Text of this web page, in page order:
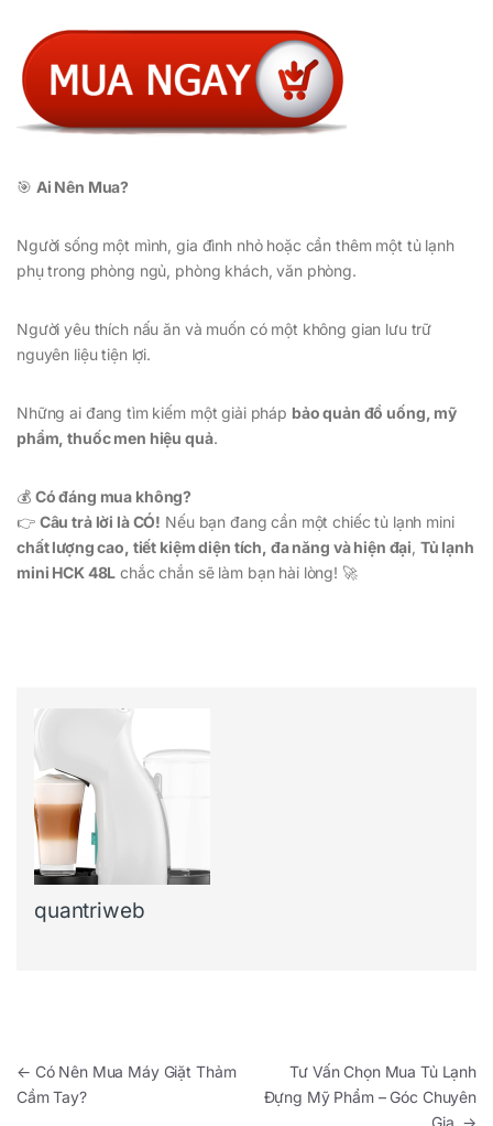
🎯 Ai Nên Mua?
Người sống một mình, gia đình nhỏ hoặc cần thêm một tủ lạnh
phụ trong phòng ngủ, phòng khách, văn phòng.
Người yêu thích nấu ăn và muốn có một không gian lưu trữ
nguyên liệu tiện lợi.
Những ai đang tìm kiếm một giải pháp bảo quản đồ uống, mỹ
phẩm, thuốc men hiệu quả.
💰 Có đáng mua không?
👉 Câu trả lời là CÓ! Nếu bạn đang cần một chiếc tủ lạnh mini
chất lượng cao, tiết kiệm diện tích, đa năng và hiện đại Tủ lạnh
mini HCK 48L chắc chắn sẽ làm bạn hài lòng! 🚀
quantriweb
Điều hướng bài viết
← Có Nên Mua Máy Giặt Thảm
Cầm Tay?
Tư Vấn Chọn Mua Tủ Lạnh
Đựng Mỹ Phẩm – Góc Chuyên
Gia →